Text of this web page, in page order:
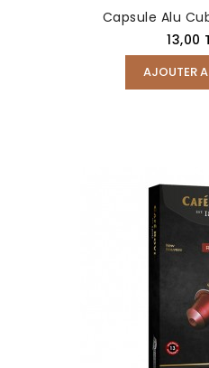
Capsule Alu
Prix
13,00
AJOUTER